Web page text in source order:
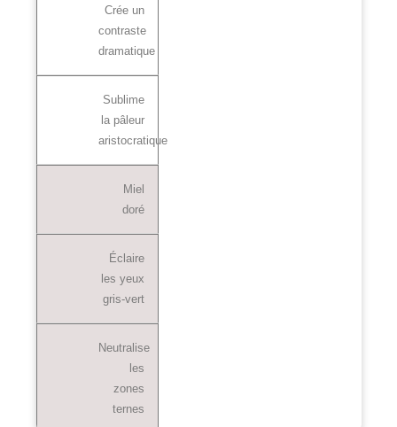
Crée un
contraste
dramatique
Sublime
la pâleur
aristocratique
Miel
doré
Éclaire
les yeux
gris-vert
Neutralise
les
zones
ternes